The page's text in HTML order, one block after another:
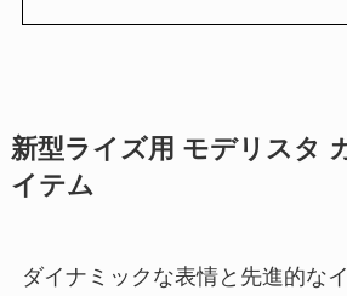
新型ライズ用 モデリスタ
イテム
ダイナミックな表情と先進的な